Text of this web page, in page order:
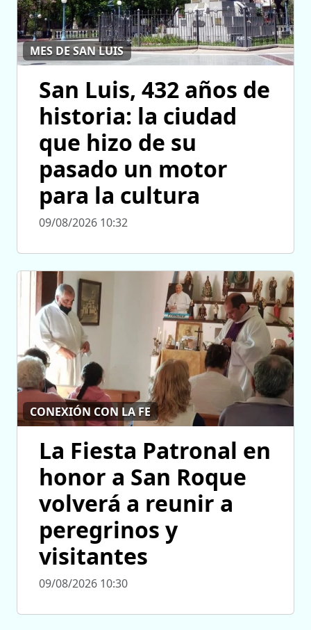
MES DE SAN LUIS
San Luis, 432 años de
historia: la ciudad
que hizo de su
pasado un motor
para la cultura
09/08/2026 10:32
CONEXIÓN CON LA FE
La Fiesta Patronal en
honor a San Roque
volverá a reunir a
peregrinos y
visitantes
09/08/2026 10:30